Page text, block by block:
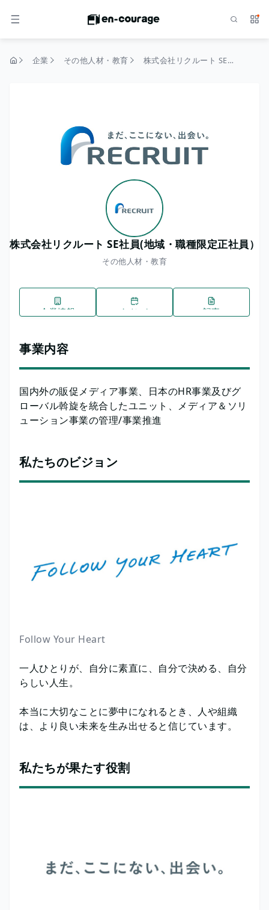
メニュー サ
企業 その他人材・教育 株式会社リクルート SE社員(地域・職種限定正社員）
株式会社リクルート SE社員(地域・職種限定正社員）
その他人材・教育
企業情報 イベント 記事
事業内容
国内外の販促メディア事業、日本のHR事業及びグ
ローバル斡旋を統合したユニット、メディア＆ソリ
ューション事業の管理/事業推進
私たちのビジョン
Follow Your Heart
一人ひとりが、自分に素直に、自分で決める、自分
らしい人生。
本当に大切なことに夢中になれるとき、人や組織
は、より良い未来を生み出せると信じています。
私たちが果たす役割